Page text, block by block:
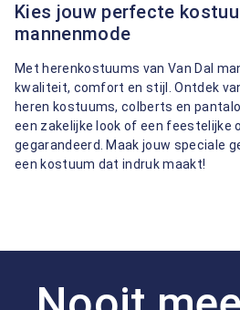
Kies jouw perfecte
mannenmode
Met herenkostuums van Van Dal
kwaliteit, comfort en stijl. Ontdek
heren kostuums, colberts en
een zakelijke look of een feestelijke
gegarandeerd. Maak jouw speciale
een kostuum dat indruk maakt!